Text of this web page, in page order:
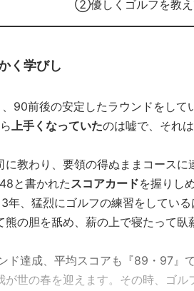
②優しくゴルフを教え
く学びし
90前後の安定したラウンドをして
上手くなっていたのは嘘で、それ
に教わり、要領の得ぬままコース
と書かれたスコアカードを握りし
年、猛烈にゴルフの練習をしてい
の胆を舐め、薪の上で寝たって臥
ド達成、平均スコアも『89・97』
が世の春を迎えます。その時、ゴ